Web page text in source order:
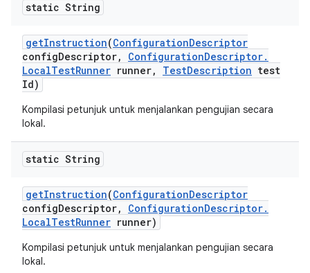
static String
getInstruction(ConfigurationDescriptor
configDescriptor, ConfigurationDescriptor.
LocalTestRunner runner, TestDescription test
Id)
Kompilasi petunjuk untuk menjalankan pengujian secara
lokal.
static String
getInstruction(ConfigurationDescriptor
configDescriptor, ConfigurationDescriptor.
LocalTestRunner runner)
Kompilasi petunjuk untuk menjalankan pengujian secara
lokal.